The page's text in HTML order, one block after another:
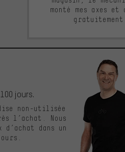
monté mes axes et
jours.
non-utilisée
l’achat. Nous
dans un